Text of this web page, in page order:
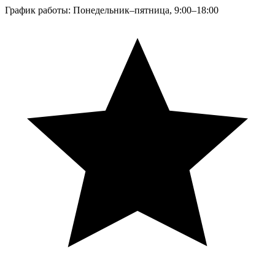
График работы: Понедельник–пятница, 9:00–18:00